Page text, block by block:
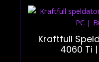
Kraftfull
4060 Ti |